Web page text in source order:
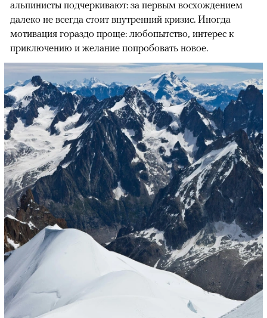
альпинисты подчеркивают: за первым восхождением
далеко не всегда стоит внутренний кризис. Иногда
мотивация гораздо проще: любопытство, интерес к
приключению и желание попробовать новое.